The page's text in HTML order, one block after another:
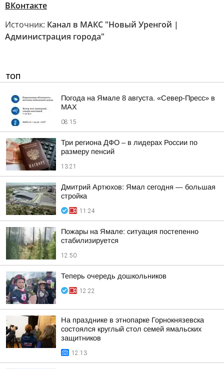
ВКонтакте
Источник: Канал в МАКС "Новый Уренгой |
Администрация города"
ТОП
Погода на Ямале 8 августа. «Север-Пресс» в
MAX
08:15
Три региона ДФО – в лидерах России по
размеру пенсий
13:21
Дмитрий Артюхов: Ямал сегодня — большая
стройка
11:24
Пожары на Ямале: ситуация постепенно
стабилизируется
12:50
Теперь очередь дошкольников
12:22
На празднике в этнопарке Горнокнязевска
состоялся круглый стол семей ямальских
защитников
12:13